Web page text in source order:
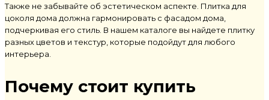
Также не забывайте об эстетическом аспекте. Плитка для
цоколя дома должна гармонировать с фасадом дома,
подчеркивая его стиль. В нашем каталоге вы найдете плитку
разных цветов и текстур, которые подойдут для любого
интерьера.
Почему стоит купить